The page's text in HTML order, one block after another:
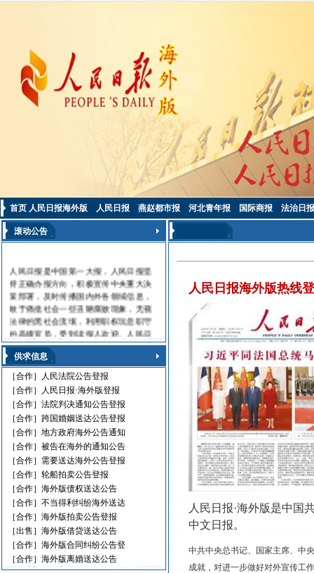
首页 人民日报海外版 人民日报 燕赵都市报 河北青年报 国际商报 法治日报
滚动公告
人民日报是中国第一大报，人民日报坚
持正确办报方向，积极宣传中央重大决
策部署，及时传播国内外各领域信息，
敢于痛批社会一些丑陋腐败现象，无视
法律的黑社会流氓，利用职权玩忽职守
的高级官员，受到读报人欢迎。人民日
报海外版，这是中国对外发行的最具权
威性的综合性中文日报，主要面向海外
华人、华侨、港澳台同胞和在各国，发
行80多个国家和地区。
人民日报刊登010-61429368
遗失声明 环保公告
减资公告 挂失声明
股份转让 政府通文
判决公告 律师声明
通告广告 企业注销
维权公告 解除声明
迁址公告 法院公告
开庭传票 海事文书
供求信息
［合作］
人民法院公告登报
［合作］
人民日报·海外版登报
［合作］法院判决通知公告登报
［合作］跨国婚姻送达公告登报
［合作］地方政府海外公告通知
［合作］被告在海外的通知公告
［合作］ 需要送达海外公告登报
［合作］轮船拍卖公告登报
［合作］海外版债权送达公告
［合作］不当得利纠纷海外送达
［合作］海外版拍卖公告登报
［出售］海外版借贷送达公告
［合作］海外版合同纠纷公告登
［合作］海外版离婚送达公告
人民日报海外版热线
人民日报·海外版是中国
中文日报。
中共中央总书记、国家主席、中
成就，对进一步做好对外宣传工